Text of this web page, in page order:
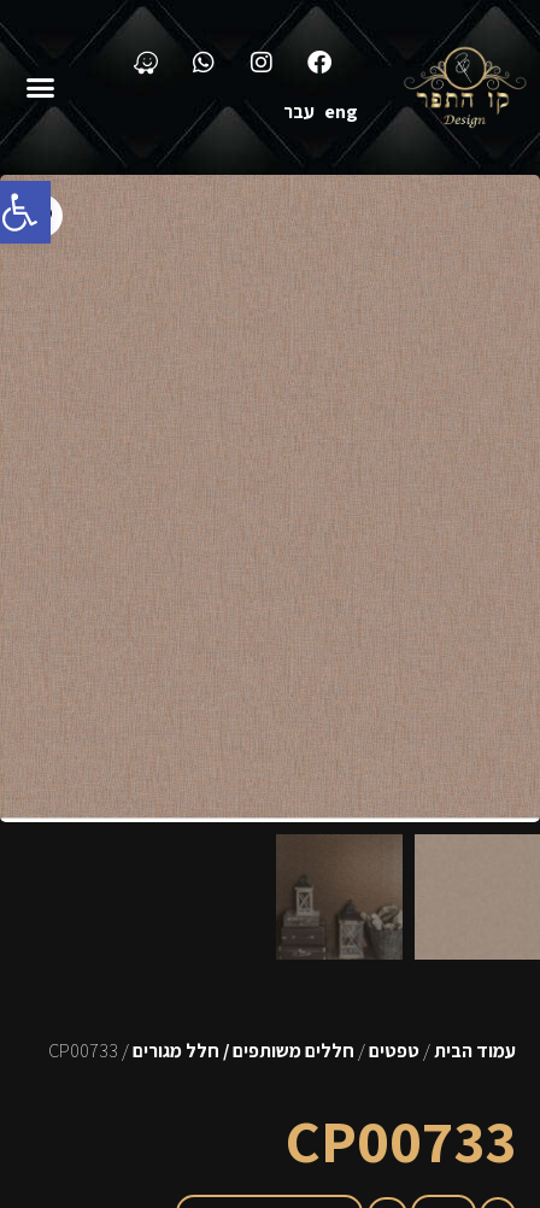
פתח
eng עבר
עמוד הבית/טפטים/חללים משותפים / חלל מגורים/ CP00733
CP00733